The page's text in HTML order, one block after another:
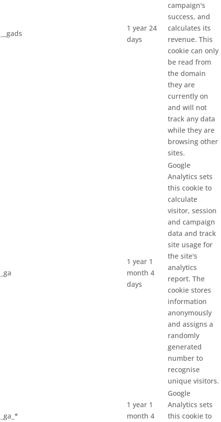
__gads
1 year 24
days
campaign's
success, and
calculates its
revenue. This
cookie can only
be read from
the domain
they are
currently on
and will not
track any data
while they are
browsing other
sites.
_ga
1 year 1
month 4
days
Google
Analytics sets
this cookie to
calculate
visitor, session
and campaign
data and track
site usage for
the site's
analytics
report. The
cookie stores
information
anonymously
and assigns a
randomly
generated
number to
recognise
unique visitors.
_ga_*
1 year 1
month 4
Google
Analytics sets
this cookie to